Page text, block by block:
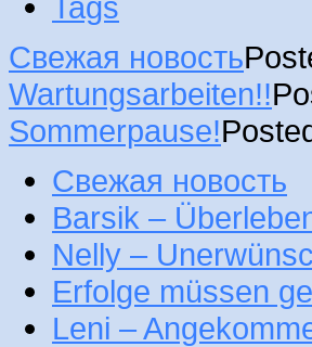
Свежая новость
Wartungsarbeiten!!
Sommerpause!
Свежая новость
Barsik –
Nelly –
Erfolge müssen
Leni –